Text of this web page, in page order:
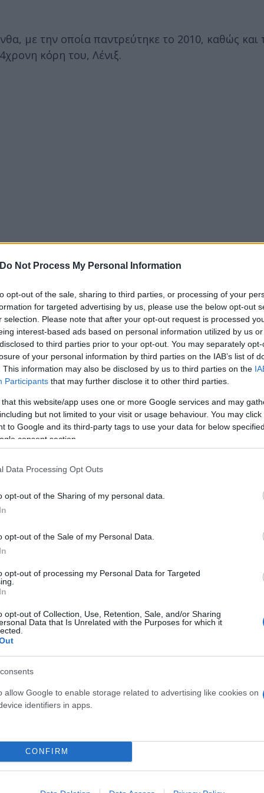
Do Not Process My Personal Information
opt-out of the sale, sharing to third parties, or processing of your
for targeted advertising by us, please use the below opt-out
selection. Please note that after your opt-out request is processed
interest-based ads based on personal information utilized by us
to third parties prior to your opt-out. You may separately
of your personal information by third parties on the IAB’s list of
This information may also be disclosed by us to third parties on the
Participants that may further disclose it to other third parties.
that this website/app uses one or more Google services and may
but not limited to your visit or usage behaviour. You may
to Google and its third-party tags to use your data for below
consent section.
Data Processing Opt Outs
opt-out of the Sharing of my personal data.
opt-out of the Sale of my Personal Data.
opt-out of processing my Personal Data for Targeted
opt-out of Collection, Use, Retention, Sale, and/or Sharing
Data that Is Unrelated with the Purposes for which it
allow Google to enable storage related to advertising like cookies on
identifiers in apps.
CONFIRM
με την οποία παντρεύτηκε το 2010, καθώς και
κόρη του, Λένιξ.
τους σημαντικότερους οδηγούς στην ιστορία
από την απώλεια του Κάιλ Μπους. Ένας
που εμφανίζονται μία φορά σε κάθε γενιά. Ήταν
το άθλημα και τους φιλάθλους του. Κατά τη
ο Κάιλ κατέρριψε ρεκόρ νικών στις
επίπεδο του αθλήματος και βοήθησε στην
Truck Series.
δημιούργησαν έναν βαθύ συναισθηματικό
πιστή “Rowdy Nation”. Οι σκέψεις μας
Κάιλ και της Σαμάνθα, με τον Κερτ και
με όλους στη Richard Childress Racing,
Το NASCAR έχασε σήμερα έναν γίγαντα του
να σεβαστούν την ιδιωτικότητα της
τους. Περισσότερες ενημερώσεις θα δοθούν
the passing of Kyle Busch, a two-time Cup
41 years old.